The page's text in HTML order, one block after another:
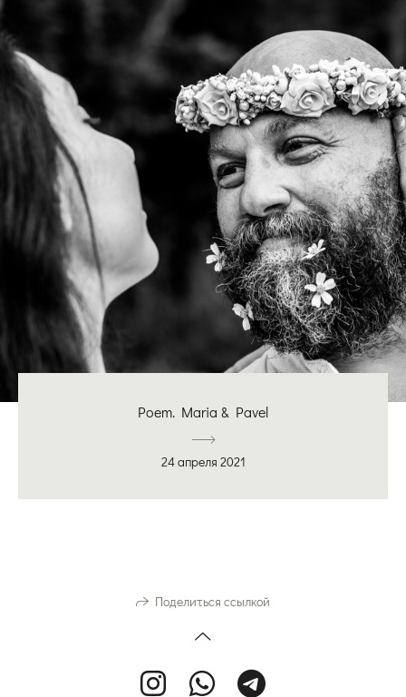
Poem. Maria & Pavel
24 апреля 2021
Поделиться ссылкой